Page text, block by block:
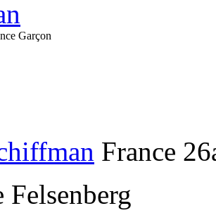
Garçon
France
Felsenberg